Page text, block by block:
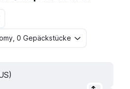
0 Gepäckstücke